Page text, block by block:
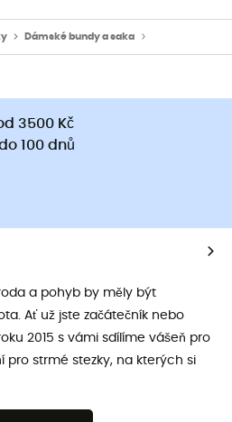
Dámské bundy a saka
3500 Kč
100 dnů
a pohyb by měly být
Ať už jste začátečník nebo
2015 s vámi sdílíme vášeň pro
pro strmé stezky, na kterých si